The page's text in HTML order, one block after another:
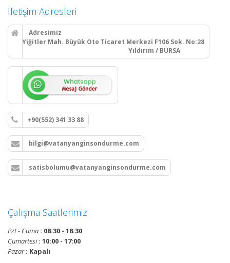
İletişim Adresleri
Adresimiz
Yiğitler Mah. Büyük Oto Ticaret Merkezi F106 Sok. No:28
Yıldırım / BURSA
+90(552) 341 33 88
bilgi@vatanyanginsondurme.com
satisbolumu@vatanyanginsondurme.com
Çalışma Saatlerimiz
Pzt - Cuma : 08:30 - 18:30
Cumartesi: 10:00 - 17:00
Pazar: Kapalı